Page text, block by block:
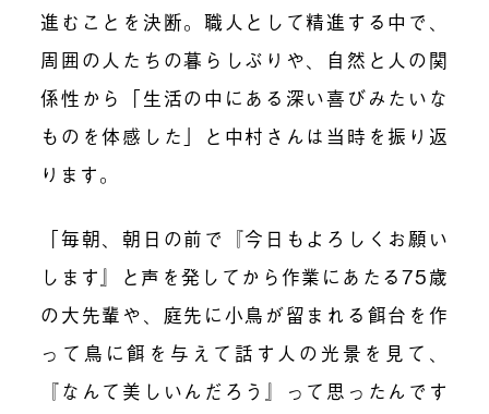
進むことを決断。職人として精進する中で、
周囲の人たちの暮らしぶりや、自然と人の関
係性から「生活の中にある深い喜びみたいな
ものを体感した」と中村さんは当時を振り返
ります。
「毎朝、朝日の前で『今日もよろしくお願い
します』と声を発してから作業にあたる75歳
の大先輩や、庭先に小鳥が留まれる餌台を作
って鳥に餌を与えて話す人の光景を見て、
『なんて美しいんだろう』って思ったんです